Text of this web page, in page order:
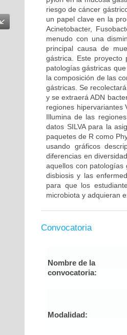
riesgo de cáncer
un papel clave en la
Acinetobacter,
menudo con una
principal causa de
gástrica. Este proyecto
patologías gástricas
la composición de las
gástricas. Se
y se extraerá ADN
regiones hipervariantes
Illumina de las
datos SILVA para la
paquetes de R como
usando gráficos
diferencias en
aquellos con patologías
disbiosis y las
para que los
microbiota y adquieran
Convocatoria
Nombre de la
convocatoria:
Modalidad: